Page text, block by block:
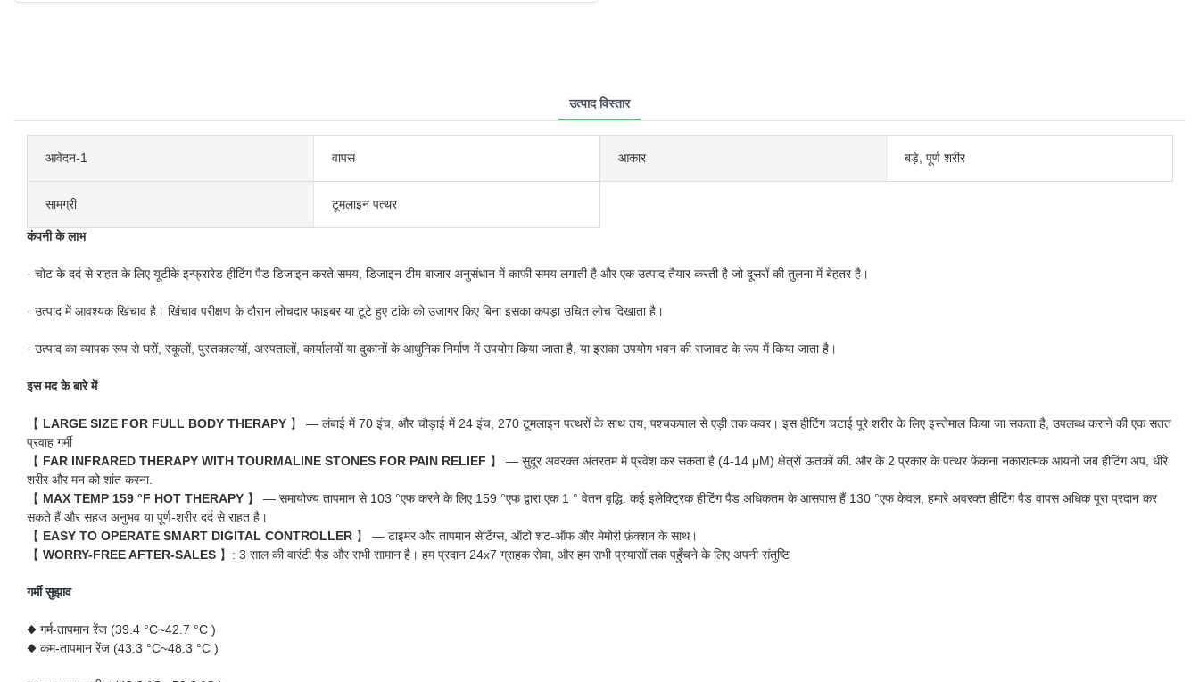
उत्पाद विस्तार
आवेदन-1 वापस आकार बड़े, पूर्ण शरीर
सामग्री टूमलाइन पत्थर
कंपनी के लाभ
· चोट के दर्द से राहत के लिए यूटीके इन्फ्रारेड हीटिंग पैड डिजाइन करते समय, डिजाइन टीम बाजार अनुसंधान में काफी समय लगाती है और एक उत्पाद तैयार करती है जो दूसरों की तुलना में बेहतर है।
· उत्पाद में आवश्यक खिंचाव है। खिंचाव परीक्षण के दौरान लोचदार फाइबर या टूटे हुए टांके को उजागर किए बिना इसका कपड़ा उचित लोच दिखाता है।
· उत्पाद का व्यापक रूप से घरों, स्कूलों, पुस्तकालयों, अस्पतालों, कार्यालयों या दुकानों के आधुनिक निर्माण में उपयोग किया जाता है, या इसका उपयोग भवन की सजावट के रूप में किया जाता है।
इस मद के बारे में
【 LARGE SIZE FOR FULL BODY THERAPY 】 — लंबाई में 70 इंच, और चौड़ाई में 24 इंच, 270 टूमलाइन पत्थरों के साथ तय, पश्चकपाल से एड़ी तक कवर। इस हीटिंग चटाई पूरे शरीर के लिए इस्तेमाल किया जा सकता है, उपलब्ध कराने की एक सतत
प्रवाह गर्मी
【 FAR INFRARED THERAPY WITH TOURMALINE STONES FOR PAIN RELIEF 】 — सुदूर अवरक्त अंतरतम में प्रवेश कर सकता है (4-14 μM) क्षेत्रों ऊतकों की. और के 2 प्रकार के पत्थर फेंकना नकारात्मक आयनों जब हीटिंग अप, धीरे
शरीर और मन को शांत करना.
【 MAX TEMP 159 °F HOT THERAPY 】 — समायोज्य तापमान से 103 °एफ करने के लिए 159 °एफ द्वारा एक 1 ° वेतन वृद्धि. कई इलेक्ट्रिक हीटिंग पैड अधिकतम के आसपास हैं 130 °एफ केवल, हमारे अवरक्त हीटिंग पैड वापस अधिक पूरा प्रदान कर
सकते हैं और सहज अनुभव या पूर्ण-शरीर दर्द से राहत है।
【 EASY TO OPERATE SMART DIGITAL CONTROLLER 】 — टाइमर और तापमान सेटिंग्स, ऑटो शट-ऑफ और मेमोरी फ़ंक्शन के साथ।
【 WORRY-FREE AFTER-SALES 】: 3 साल की वारंटी पैड और सभी सामान है। हम प्रदान 24x7 ग्राहक सेवा, और हम सभी प्रयासों तक पहुँचने के लिए अपनी संतुष्टि
गर्मी सुझाव
◆ गर्म-तापमान रेंज (39.4 °C~42.7 °C )
◆ कम-तापमान रेंज (43.3 °C~48.3 °C )